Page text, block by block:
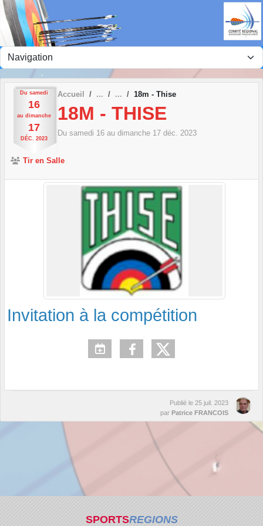
Du samedi
16
au dimanche
17
DÉC. 2023
Accueil 18m - Thise
18M - THISE
Du samedi 16 au dimanche 17 déc. 2023
Tir en Salle
Invitation à la compétition
Publié le 25 juil. 2023
par Patrice FRANCOIS
SPORTSREGIONS
Panneau de gestion des cookies